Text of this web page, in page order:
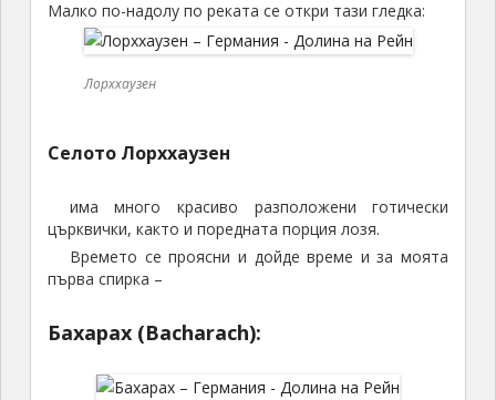
Малко по-надолу по реката се откри тази гледка:
Лорххаузен
Селото Лорххаузен
има много красиво разположени готически
църквички, както и поредната порция лозя.
Времето се проясни и дойде време и за моята
първа спирка –
Бахарах (Bacharach):